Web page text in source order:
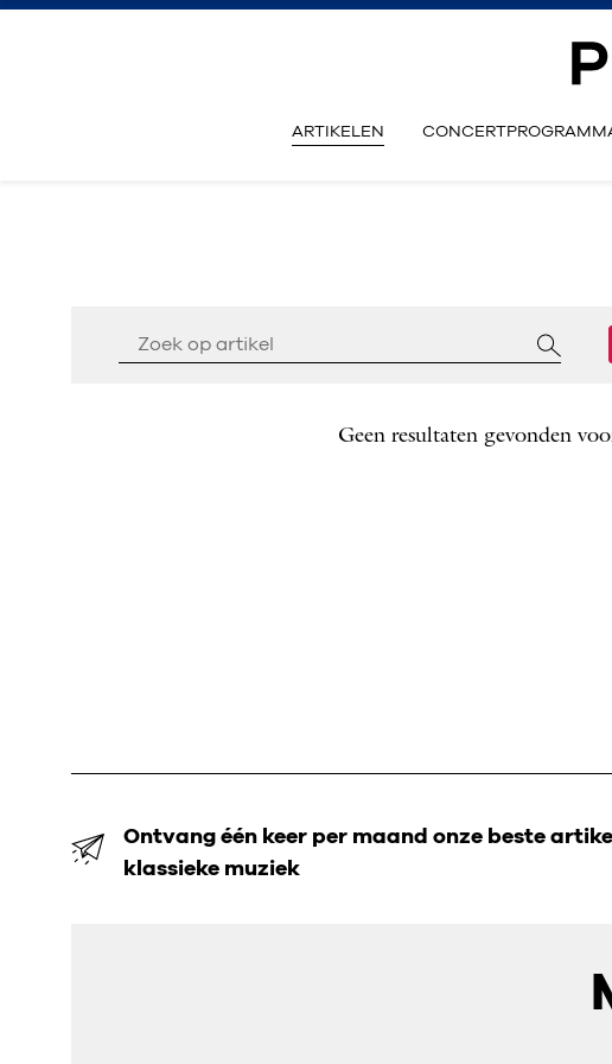
ARTIKELEN
Geen resultaten gevonden
Ontvang één keer per maand onze beste
klassieke muziek